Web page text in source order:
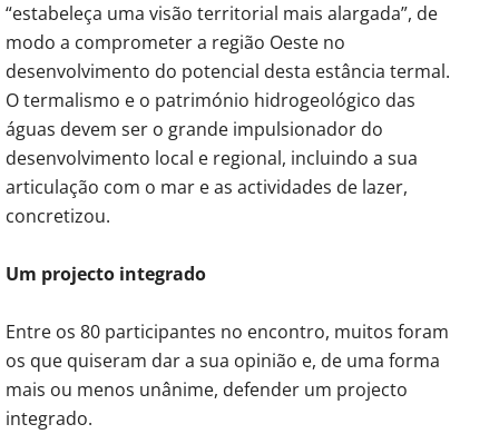
“estabeleça uma visão territorial mais alargada”, de
modo a comprometer a região Oeste no
desenvolvimento do potencial desta estância termal.
O termalismo e o património hidrogeológico das
águas devem ser o grande impulsionador do
desenvolvimento local e regional, incluindo a sua
articulação com o mar e as actividades de lazer,
concretizou.
Um projecto integrado
Entre os 80 participantes no encontro, muitos foram
os que quiseram dar a sua opinião e, de uma forma
mais ou menos unânime, defender um projecto
integrado.